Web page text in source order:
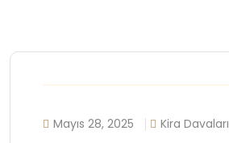
Mayıs 28, 2025 Kira Davaları